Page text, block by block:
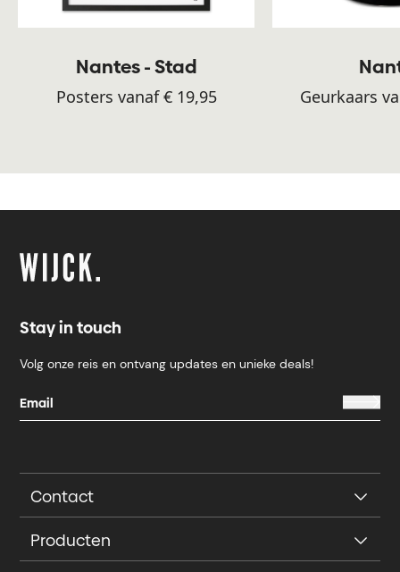
Nantes - Stad
Posters vanaf € 19,95 Geurkaars
Stay in touch
Volg onze reis en ontvang updates en unieke deals!
Contact
Producten